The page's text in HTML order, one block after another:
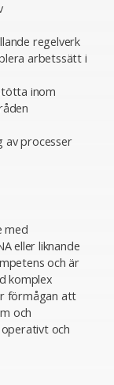
regelverk
arbetssätt i
inom
av processer
med
eller liknande
och är
komplex
förmågan att
och
och